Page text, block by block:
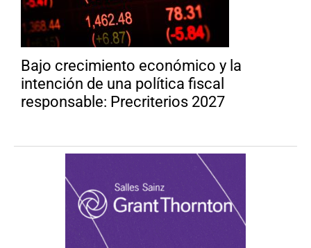
Bajo crecimiento económico y la
intención de una política fiscal
responsable: Precriterios 2027